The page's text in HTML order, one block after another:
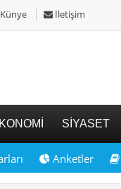
Künye İletişim
SİYASET
Anketler